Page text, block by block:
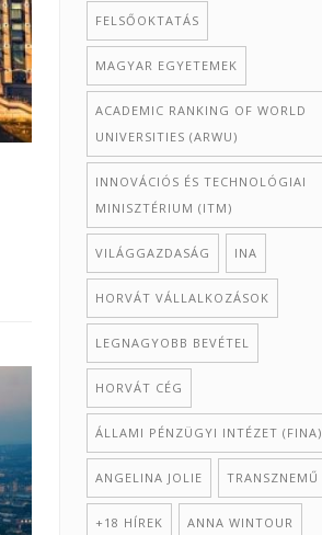
FELSŐOKTATÁS
MAGYAR EGYETEMEK
ACADEMIC RANKING OF WORLD
UNIVERSITIES (ARWU)
INNOVÁCIÓS ÉS TECHNOLÓGIAI
MINISZTÉRIUM (ITM)
VILÁGGAZDASÁG INA
HORVÁT VÁLLALKOZÁSOK
LEGNAGYOBB BEVÉTEL
HORVÁT CÉG
ÁLLAMI PÉNZÜGYI INTÉZET (FINA)
ANGELINA JOLIE TRANSZNEMŰ
+18 HÍREK ANNA WINTOUR